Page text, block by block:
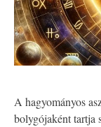
A hagyományos
bolygójaként tartja